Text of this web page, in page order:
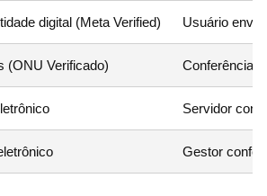
digital (Meta Verified) Usuário
(ONU Verificado) Conferência
Servidor
Gestor